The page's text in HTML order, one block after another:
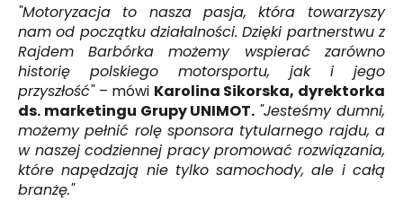
"Motoryzacja to nasza pasja, która towarzyszy
nam od początku działalności. Dzięki partnerstwu z
Rajdem Barbórka możemy wspierać zarówno
historię polskiego motorsportu, jak i jego
przyszłość"– mówi Karolina Sikorska, dyrektorka
ds. marketingu Grupy UNIMOT. "Jesteśmy dumni,
możemy pełnić rolę sponsora tytularnego rajdu, a
w naszej codziennej pracy promować rozwiązania,
które napędzają nie tylko samochody, ale i całą
branżę."